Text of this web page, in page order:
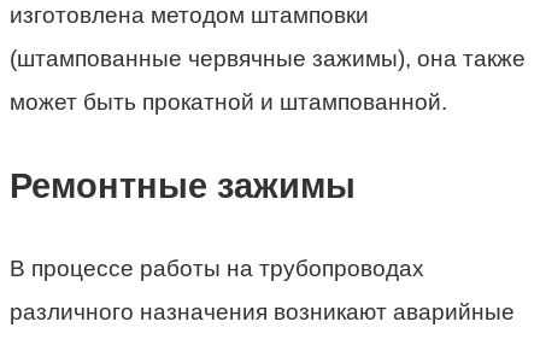
изготовлена методом штамповки
(штампованные червячные зажимы), она также
может быть прокатной и штампованной.
Ремонтные зажимы
В процессе работы на трубопроводах
различного назначения возникают аварийные